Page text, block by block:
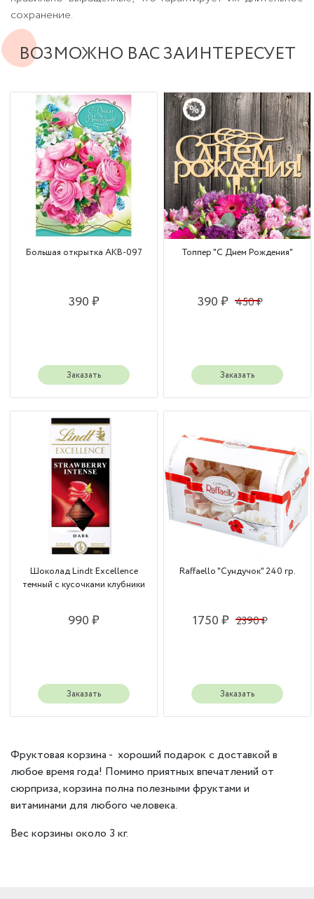
сохранение.
ВОЗМОЖНО ВАС ЗАИНТЕРЕСУЕТ
Большая открытка АКВ-097
390 ₽
Заказать
Топпер "С Днем Рождения"
390 ₽ 450 ₽
Заказать
Шоколад Lindt Excellence
темный с кусочками клубники
990 ₽
Заказать
Raffaello "Сундучок" 240 гр.
1750 ₽ 2390 ₽
Заказать
Фруктовая корзина - хороший подарок с доставкой в
любое время года! Помимо приятных впечатлений от
сюрприза, корзина полна полезными фруктами и
витаминами для любого человека.
Вес корзины около 3 кг.